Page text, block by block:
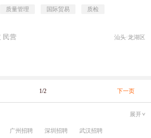
质量管理 国际贸易
质检
民营 汕头·龙湖区
1/2 下一页
展开
广州招聘 深圳招聘 武汉招聘